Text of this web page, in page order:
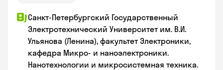
Санкт-Петербургский Государственный
Электротехнический Университет им. В.И.
Ульянова (Ленина), факультет Электроники,
кафедра Микро- и наноэлектроники.
Нанотехнологии и микросистемная техника.